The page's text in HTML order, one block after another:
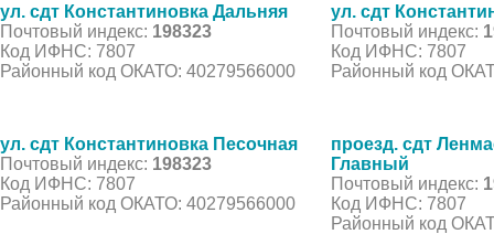
ул. сдт Константиновка Дальняя
Почтовый индекс: 198323
Код ИФНС: 7807
Районный код ОКАТО: 40279566000
ул. сдт
Почтовый индекс:
Код ИФНС: 7807
Районный код
ул. сдт Константиновка Песочная
Почтовый индекс: 198323
Код ИФНС: 7807
Районный код ОКАТО: 40279566000
проезд. сдт
Главный
Почтовый индекс:
Код ИФНС: 7807
Районный код